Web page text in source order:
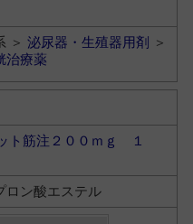
＞泌尿器・生殖器用剤
＞
治療薬
ト筋注２００ｍｇ １
ロン酸エステル